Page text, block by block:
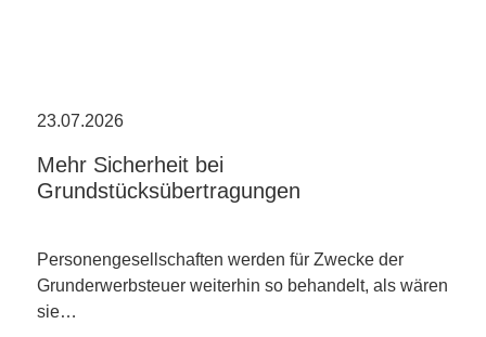
23.07.2026
Mehr Sicherheit bei
Grundstücksübertragungen
Personengesellschaften werden für Zwecke der
Grunderwerbsteuer weiterhin so behandelt, als wären
sie…